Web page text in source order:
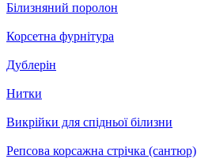
Білизняний поролон
Корсетна фурнітура
Дублерін
Нитки
Викрійки для спідньої білизни
Репсова корсажна стрічка (сантюр)